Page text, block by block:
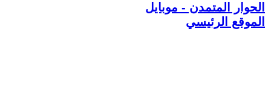
الحوار المتمدن - موبايل
الموقع الرئيسي